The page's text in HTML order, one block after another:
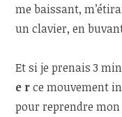
me baissant,
un clavier, en
Et si je prenais 3
e rce mouvement
pour reprendre